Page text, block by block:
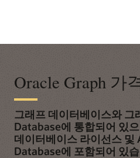
Oracle Graph 가
그래프 데이터베이스와 그
Database에 통합되어 있
데이터베이스 라이선스
Database에 포함되어 있